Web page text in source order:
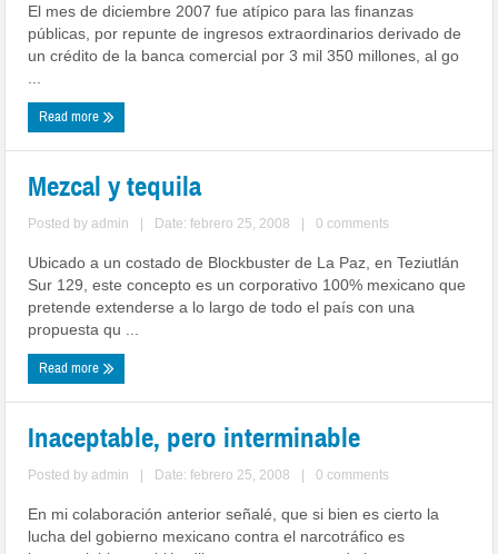
El mes de diciembre 2007 fue atípico para las finanzas
públicas, por repunte de ingresos extraordinarios derivado de
un crédito de la banca comercial por 3 mil 350 millones, al go
Read more
Mezcal y tequila
Posted byadmin Date: febrero 25, 2008 0 comments
Ubicado a un costado de Blockbuster de La Paz, en Teziutlán
Sur 129, este concepto es un corporativo 100% mexicano que
pretende extenderse a lo largo de todo el país con una
propuesta qu ...
Read more
Inaceptable, pero interminable
Posted byadmin Date: febrero 25, 2008 0 comments
En mi colaboración anterior señalé, que si bien es cierto la
lucha del gobierno mexicano contra el narcotráfico es